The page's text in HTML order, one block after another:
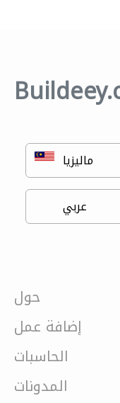
حول
إضافة عمل
الحاسبات
المدونات